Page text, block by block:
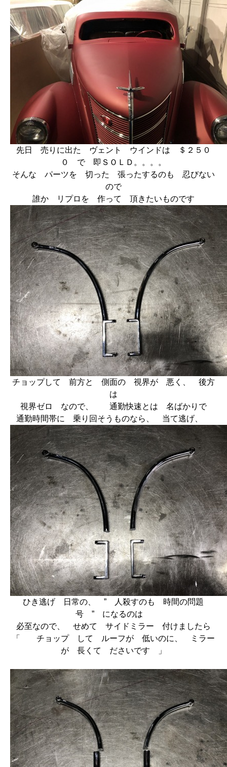
先日 売りに出た ヴェント ウインドは ＄２５０
０ で 即ＳＯＬＤ。。。。
そんな パーツを 切った 張ったするのも 忍びない
ので
誰か リプロを 作って 頂きたいものです
チョップして 前方と 側面の 視界が 悪く、 後方
は
視界ゼロ なので、 通勤快速とは 名ばかりで
通勤時間帯に 乗り回そうものなら、 当て逃げ、
ひき逃げ 日常の、 ” 人殺すのも 時間の問題
号 ” になるのは
必至なので、 せめて サイドミラー 付けましたら
「 チョップ して ルーフが 低いのに、 ミラー
が 長くて ださいです 」